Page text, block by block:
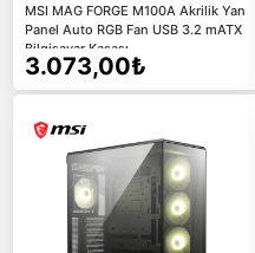
MSI MAG FORGE M100A Akrilik Yan
Panel Auto RGB Fan USB 3.2 mATX
Bilgisayar Kasası
3.073,00₺